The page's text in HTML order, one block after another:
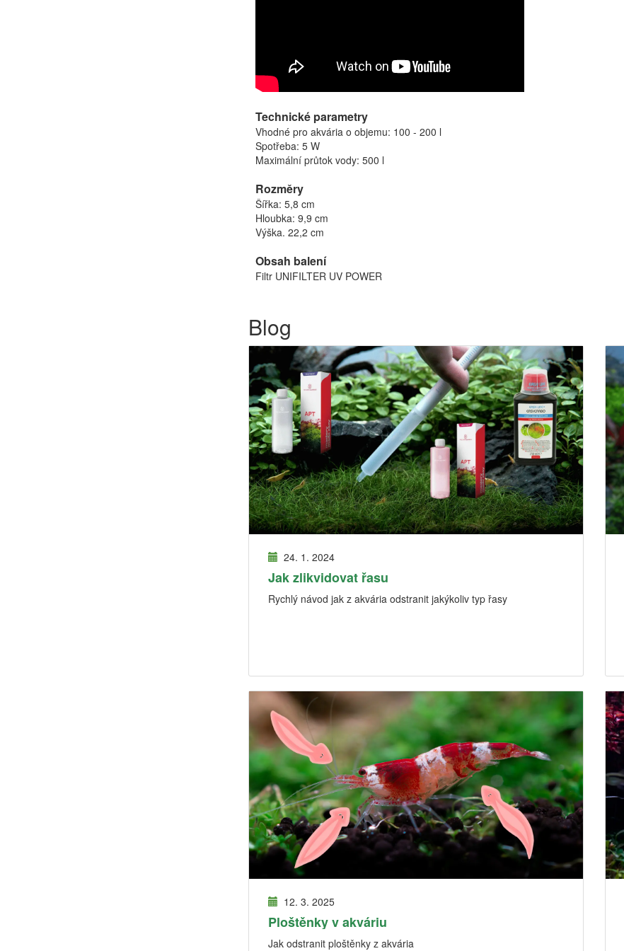
Technické parametry
Vhodné pro akvária o objemu: 100 - 200 l
Spotřeba: 5 W
Maximální průtok vody: 500 l
Rozměry
Šířka: 5,8 cm
Hloubka: 9,9 cm
Výška. 22,2 cm
Obsah balení
Filtr UNIFILTER UV POWER
Blog
24. 1. 2024
Jak zlikvidovat řasu
Rychlý návod jak z akvária odstranit jakýkoliv typ řasy
12. 3. 2025
Ploštěnky v akváriu
Jak odstranit ploštěnky z akvária